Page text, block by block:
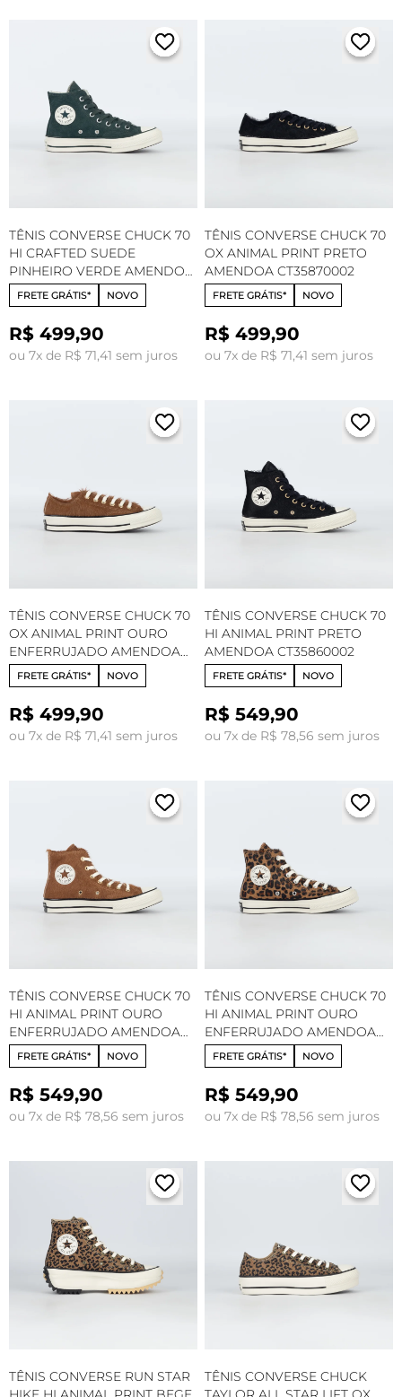
TÊNIS CONVERSE CHUCK 70
HI CRAFTED SUEDE
PINHEIRO VERDE AMENDOA
CT34420003
FRETE GRÁTIS* NOVO
R$ 499,90
ou 7x de R$ 71,41 sem juros
TÊNIS CONVERSE CHUCK 70
OX ANIMAL PRINT PRETO
AMENDOA CT35870002
FRETE GRÁTIS* NOVO
R$ 499,90
ou 7x de R$ 71,41 sem juros
TÊNIS CONVERSE CHUCK 70
OX ANIMAL PRINT OURO
ENFERRUJADO AMENDOA
CT35870001
FRETE GRÁTIS* NOVO
R$ 499,90
ou 7x de R$ 71,41 sem juros
TÊNIS CONVERSE CHUCK 70
HI ANIMAL PRINT PRETO
AMENDOA CT35860002
FRETE GRÁTIS* NOVO
R$ 549,90
ou 7x de R$ 78,56 sem juros
TÊNIS CONVERSE CHUCK 70
HI ANIMAL PRINT OURO
ENFERRUJADO AMENDOA
CT35860001
FRETE GRÁTIS* NOVO
R$ 549,90
ou 7x de R$ 78,56 sem juros
TÊNIS CONVERSE CHUCK 70
HI ANIMAL PRINT OURO
ENFERRUJADO AMENDOA
CT34190001
FRETE GRÁTIS* NOVO
R$ 549,90
ou 7x de R$ 78,56 sem juros
TÊNIS CONVERSE RUN STAR
TÊNIS CONVERSE CHUCK